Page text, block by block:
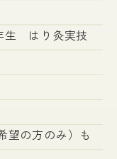
生 はり灸実技
望の方のみ）も